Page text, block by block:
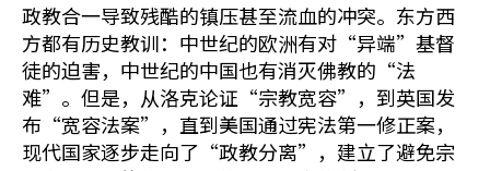
政教合一导致残酷的镇压甚至流血的冲突。东方西
方都有历史教训：中世纪的欧洲有对“异端”基督
徒的迫害，中世纪的中国也有消灭佛教的“法
难”。但是，从洛克论证“宗教宽容”，到英国发
布“宽容法案”，直到美国通过宪法第一修正案，
现代国家逐步走向了“政教分离”，建立了避免宗